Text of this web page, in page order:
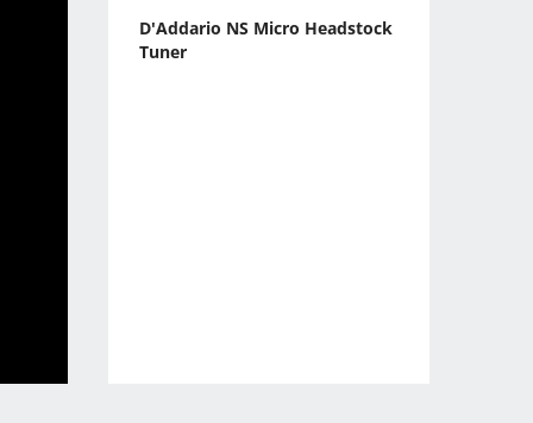
D'Addario NS Micro Headstock
Tuner